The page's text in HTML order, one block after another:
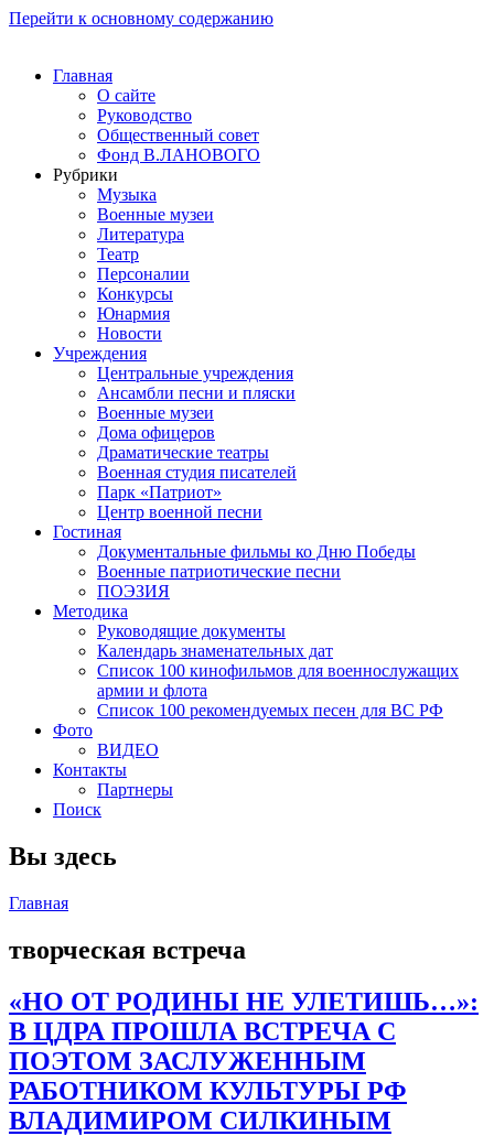
Перейти к основному содержанию
Главная
О сайте
Руководство
Общественный совет
Фонд В.ЛАНОВОГО
Рубрики
Музыка
Военные музеи
Литература
Театр
Персоналии
Конкурсы
Юнармия
Новости
Учреждения
Центральные учреждения
Ансамбли песни и пляски
Военные музеи
Дома офицеров
Драматические театры
Военная студия писателей
Парк «Патриот»
Центр военной песни
Гостиная
Документальные фильмы ко Дню Победы
Военные патриотические песни
ПОЭЗИЯ
Методика
Руководящие документы
Календарь знаменательных дат
Список 100 кинофильмов для военнослужащих
армии и флота
Список 100 рекомендуемых песен для ВС РФ
Фото
ВИДЕО
Контакты
Партнеры
Поиск
Вы здесь
Главная
творческая встреча
«НО ОТ РОДИНЫ НЕ УЛЕТИШЬ…»:
В ЦДРА ПРОШЛА ВСТРЕЧА С
ПОЭТОМ ЗАСЛУЖЕННЫМ
РАБОТНИКОМ КУЛЬТУРЫ РФ
ВЛАДИМИРОМ СИЛКИНЫМ